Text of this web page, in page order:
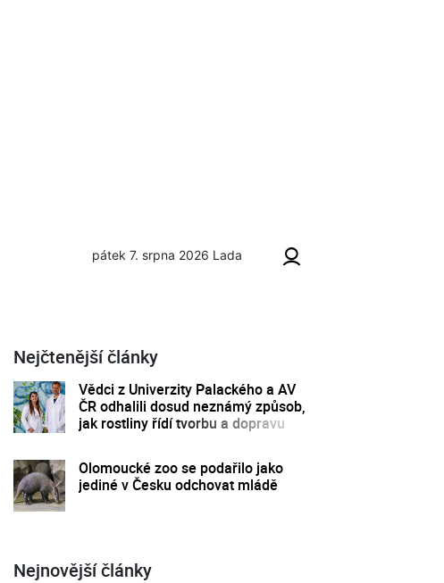
pátek 7. srpna 2026 Lada
Nejčtenější články
Vědci z Univerzity Palackého a AV
ČR odhalili dosud neznámý způsob,
jak rostliny řídí tvorbu a dopravu
Olomoucké zoo se podařilo jako
jediné v Česku odchovat mládě
Nejnovější články